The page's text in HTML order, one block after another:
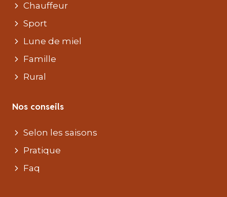
Chauffeur
Sport
Lune de miel
Famille
Rural
Nos conseils
Selon les saisons
Pratique
Faq